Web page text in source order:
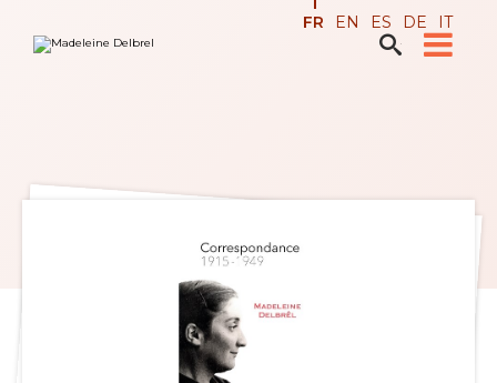
contenu.

Recherche avancée…
FR EN ES DE IT